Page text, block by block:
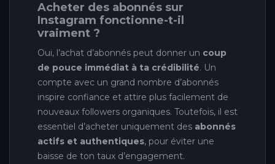
Acheter des abonnés sur
Instagram fonctionne-t-il
vraiment ?
Oui, l’achat d’abonnés peut donner un coup
de pouce immédiat à ta crédibilité. Un
compte avec un grand nombre d’abonnés
inspire confiance et attire plus facilement de
nouveaux followers organiques. Toutefois, il est
essentiel d’acheter uniquement des abonnés
actifs et authentiques, pour éviter une
baisse de ton taux d’engagement.